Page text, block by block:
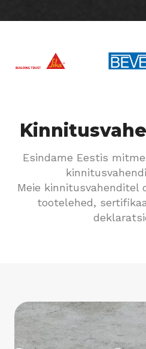
Esindame Eestis
Meie kinnitusvahenditel
tootelehed,